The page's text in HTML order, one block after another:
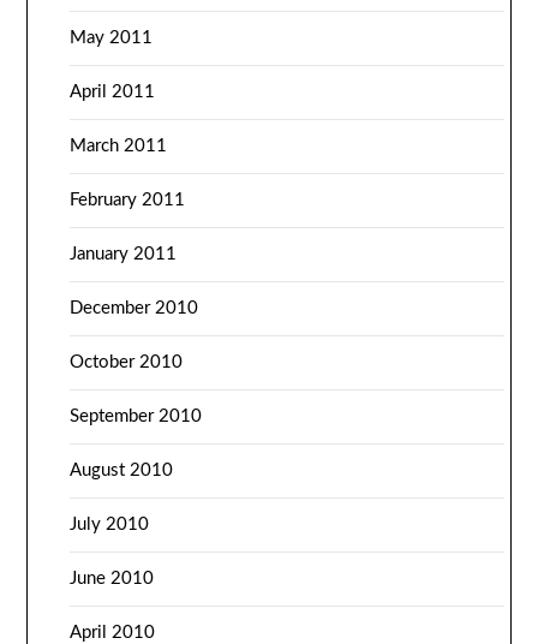
May 2011
April 2011
March 2011
February 2011
January 2011
December 2010
October 2010
September 2010
August 2010
July 2010
June 2010
April 2010